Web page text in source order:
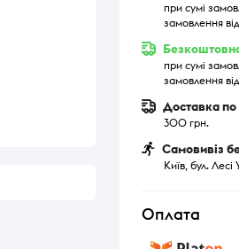
при сумі
замовлення
при сумі
замовлення
Доставка
300 грн.
Самовивіз
Київ, бул.
Оплата